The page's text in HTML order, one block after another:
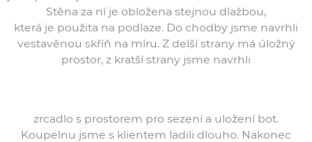
Stěna za ní je obložena stejnou dlažbou,
která je použita na podlaze. Do chodby jsme navrhli
vestavěnou skříň na míru. Z delší strany má úložný
prostor, z kratší strany jsme navrhli
zrcadlo s prostorem pro sezení a uložení bot.
Koupelnu jsme s klientem ladili dlouho. Nakonec